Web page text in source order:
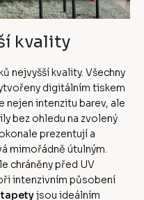
kvality
nejvyšší kvality. Všechny
digitálním tiskem
nejen intenzitu barev, ale
bez ohledu na zvolený
prezentují a
mimořádně útulným.
chráněny před UV
intenzivním působení
jsou ideálním